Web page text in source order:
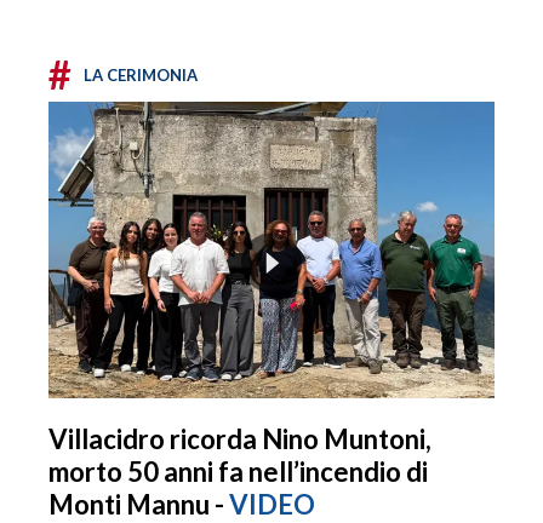
# LA CERIMONIA
Villacidro ricorda Nino Muntoni,
morto 50 anni fa nell’incendio di
Monti Mannu -VIDEO